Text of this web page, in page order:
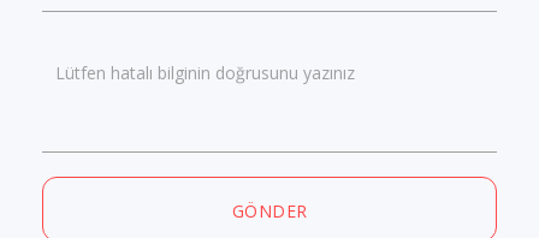
Lütfen hatalı bilginin doğrusunu yazınız
GÖNDER